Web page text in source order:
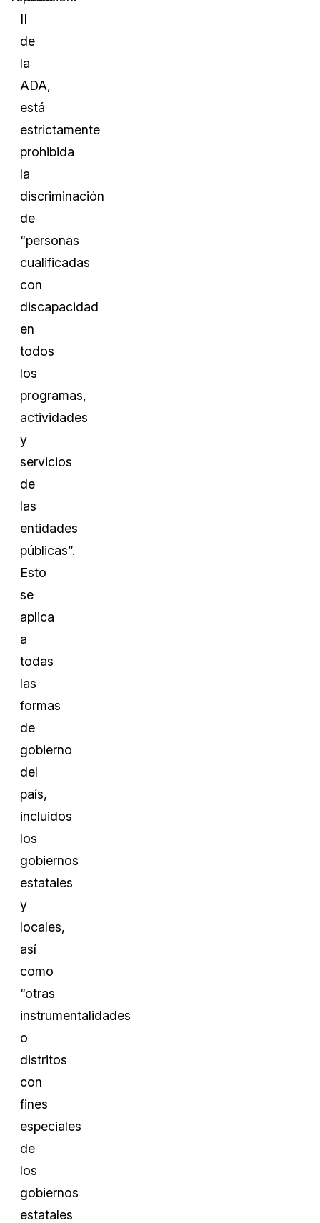
II
de
la
ADA,
está
estrictamente
prohibida
la
discriminación
de
“personas
cualificadas
con
discapacidad
en
todos
los
programas,
actividades
y
servicios
de
las
entidades
públicas”.
Esto
se
aplica
a
todas
las
formas
de
gobierno
del
país,
incluidos
los
gobiernos
estatales
y
locales,
así
como
“otras
instrumentalidades
o
distritos
con
fines
especiales
de
los
gobiernos
estatales